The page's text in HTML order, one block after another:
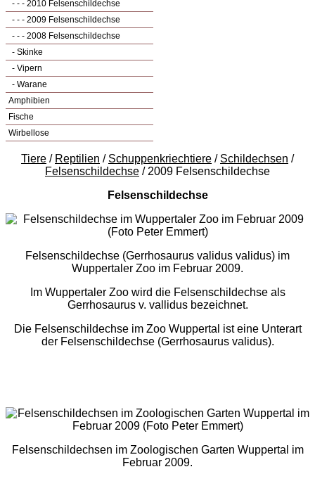
- - - 2010 Felsenschildechse
- - - 2009 Felsenschildechse
- - - 2008 Felsenschildechse
- Skinke
- Vipern
- Warane
Amphibien
Fische
Wirbellose
Tiere / Reptilien / Schuppenkriechtiere / Schildechsen /
Felsenschildechse / 2009 Felsenschildechse
Felsenschildechse
Felsenschildechse (Gerrhosaurus validus validus) im
Wuppertaler Zoo im Februar 2009.
Im Wuppertaler Zoo wird die Felsenschildechse als
Gerrhosaurus v. vallidus bezeichnet.
Die Felsenschildechse im Zoo Wuppertal ist eine Unterart
der Felsenschildechse (Gerrhosaurus validus).
Felsenschildechsen im Zoologischen Garten Wuppertal im
Februar 2009.